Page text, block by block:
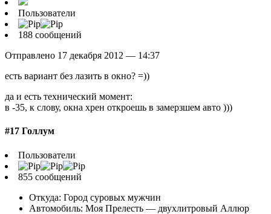
Пользователи
188 сообщений
Отправлено 17 декабря 2012 — 14:37
есть вариант без лазить в окно? =))
да и есть технический момент:
в -35, к слову, окна хрен откроешь в замерзшем авто )))
#17 Голлум
Пользователи
855 сообщений
Откуда: Город суровых мужчин
Автомобиль: Моя Прелесть — двухлитровый Аллюр